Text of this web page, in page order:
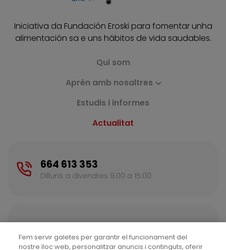
Iniciativa da Fundación Eroski para fomentar unha
alimentación sa e uns hábitos de vida saudables.
Qui som
Aprèn amb nosaltres
Estudis i informes
Actualitat
664 613 353
Dilluns a divendres 9.00 a 15.00
Escriu-nos per a més informació
Fem servir galetes per garantir el funcionament del
nostre lloc web, personalitzar anuncis i continguts, oferir